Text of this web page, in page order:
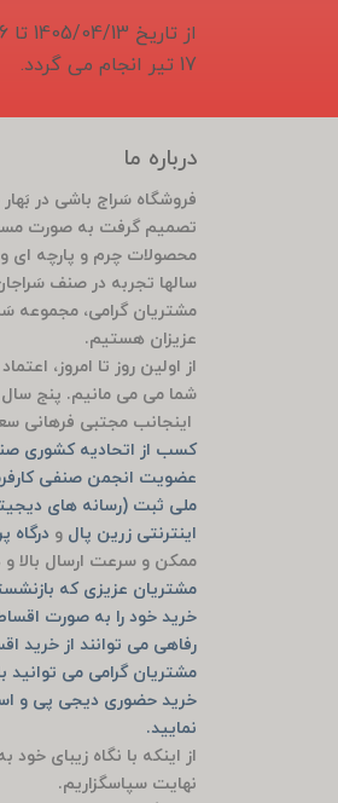
17 تیر انجام می گردد.
درباره ما
تصمیم گرفت به صورت
محصولات چرم و پارچه ای
سالها تجربه در صنف
عزیزان هستیم.
از اولین روز تا امروز،
شما می می مانیم. پنج سال
اینجانب مجتبی فرهانی
کسب از اتحادیه کشوری
عضویت انجمن صنفی
ملی ثبت (رسانه های
اینترنتی زرین پال و
ممکن و سرعت ارسال بالا و
مشتریان عزیزی که
خرید خود را به صورت
رفاهی می توانند از خرید
مشتریان گرامی می
نمایید.
از اینکه با نگاه زیبای
نهایت سپاسگزاریم.